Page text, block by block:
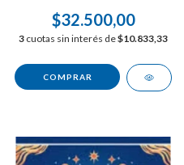
$32.500,00
3 cuotas sin interés de$10.833,33